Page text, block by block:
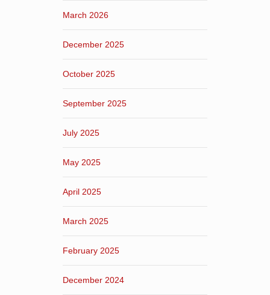
March 2026
December 2025
October 2025
September 2025
July 2025
May 2025
April 2025
March 2025
February 2025
December 2024